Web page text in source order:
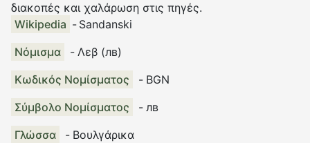
διακοπές και χαλάρωση στις πηγές.
Wikipedia - Sandanski
Νόμισμα
- Λεβ(лв)
Κωδικός Νομίσματος
- BGN
Σύμβολο Νομίσματος
- лв
Γλώσσα
- Βουλγάρικα